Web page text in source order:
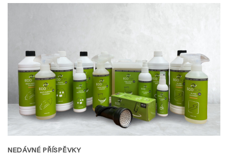
NEDÁVNÉ PŘÍSPĚVKY